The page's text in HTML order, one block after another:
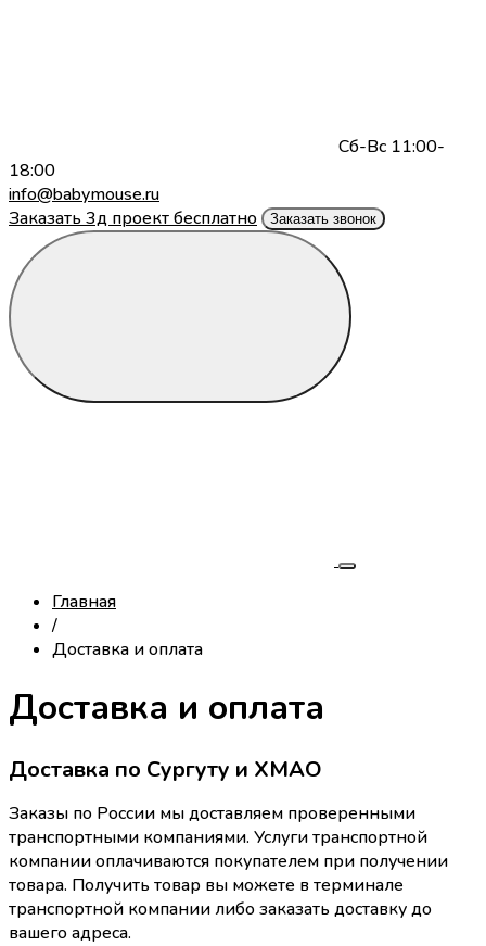
Сб-Вс 11:00-
18:00
info@babymouse.ru
Заказать 3д проект бесплатно
Заказать звонок
Главная
/
Доставка и оплата
Доставка и оплата
Доставка по Сургуту и ХМАО
Заказы по России мы доставляем проверенными
транспортными компаниями. Услуги транспортной
компании оплачиваются покупателем при получении
товара. Получить товар вы можете в терминале
транспортной компании либо заказать доставку до
вашего адреса.